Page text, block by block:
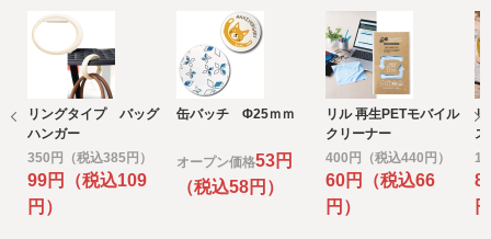
(https://www.ppc.go.jp/)では、各国における個人情報保護
制度に関する情報について掲載されています。
お客様が未成年の場合、親権者または後見人の承諾を得た
上で、本サービスを利用するものとします。
e) 個人情報の取扱いの委託について
取得した個人情報の取扱いの全部又は、一部を委託するこ
とがあります。
その場合には、当社において最善の考慮を行います。
リングタイプ バッグ
ハンガー
350円（税込385円）
99円（税込109
円）
缶バッチ Φ25ｍｍ
オープン価格53円
（税込58円）
リル 再生PETモバイル
クリーナー
400円（税込440円）
60円（税込66
円）
リ
ス